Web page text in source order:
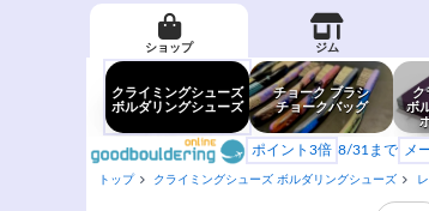
ショップ ジム
クライミングシューズ
ボルダリングシューズ
チョーク ブラシ
チョークバッグ
ク
ボ
ポイント3倍 8/31まで メ
トップ クライミングシューズ ボルダリングシューズ